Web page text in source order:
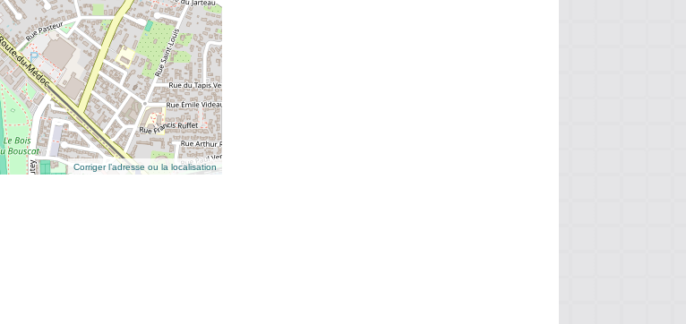
Corriger l’adresse ou la localisation